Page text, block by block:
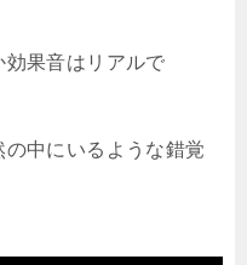
果音はリアルで
中にいるような錯覚